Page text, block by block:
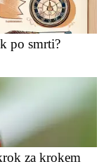
po smrti?
za krokem